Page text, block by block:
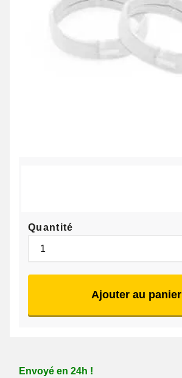
Quantité
Ajouter au panier
Envoyé en 24h !